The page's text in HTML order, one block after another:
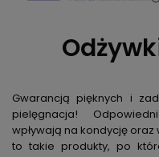
Gwarancją pięknych i
pielęgnacja!
wpływają na kondycję oraz
to takie produkty, po